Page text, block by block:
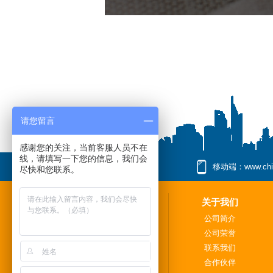
移动端：
关于我们
公司简介
公司荣誉
联系我们
合作伙伴
请您留言
感谢您的关注，当前客服人员不在
线，请填写一下您的信息，我们会
尽快和您联系。